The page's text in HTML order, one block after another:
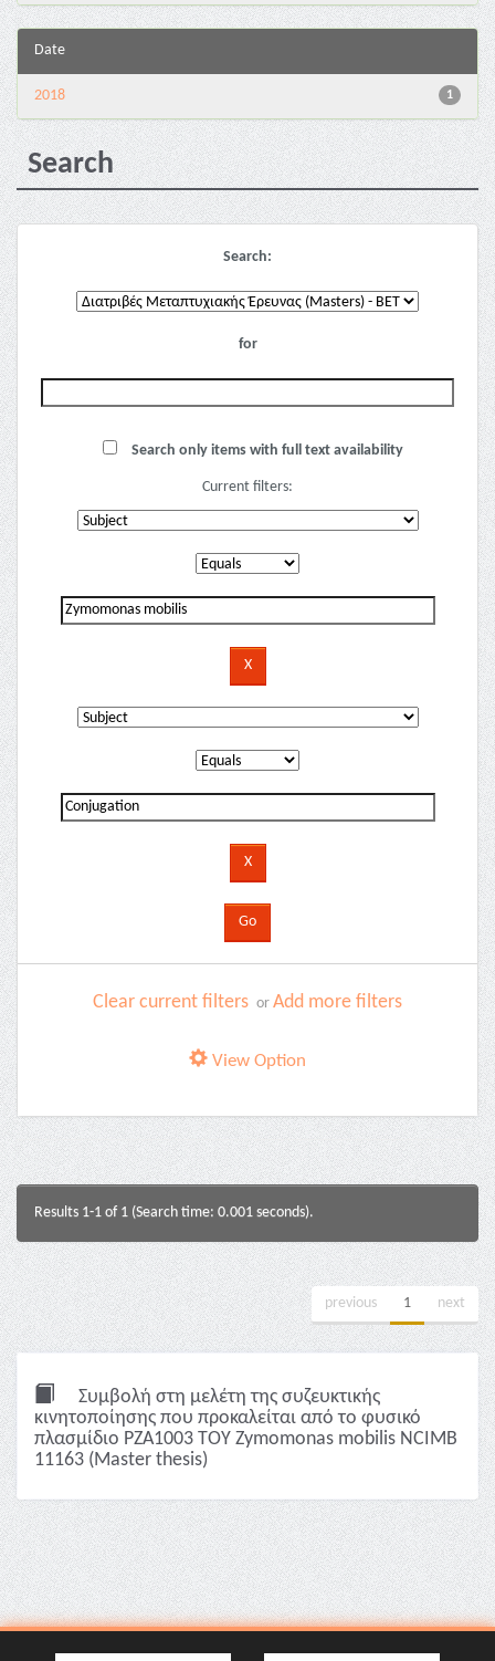
Date
1
2018
Search
Search:
for
Search only items with full text availability
Current filters:
Clear current filters or Add more filters
View Option
Results 1-1 of 1 (Search time: 0.001 seconds).
previous 1 next
Συμβολή στη μελέτη της συζευκτικής
κινητοποίησης που προκαλείται από το φυσικό
πλασμίδιο PZA1003 ΤΟΥ Zymomonas mobilis NCIΜB
11163 (Master thesis)